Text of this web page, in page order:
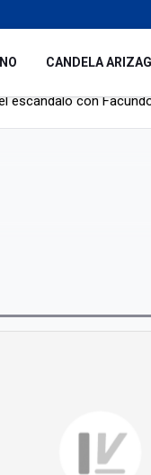
CANDELA
Luis: pasó seis días